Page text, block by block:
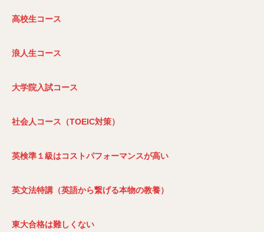
高校生コース
浪人生コース
大学院入試コース
社会人コース（TOEIC対策）
英検準１級はコストパフォーマンスが高い
英文法特講（英語から繋げる本物の教養）
東大合格は難しくない